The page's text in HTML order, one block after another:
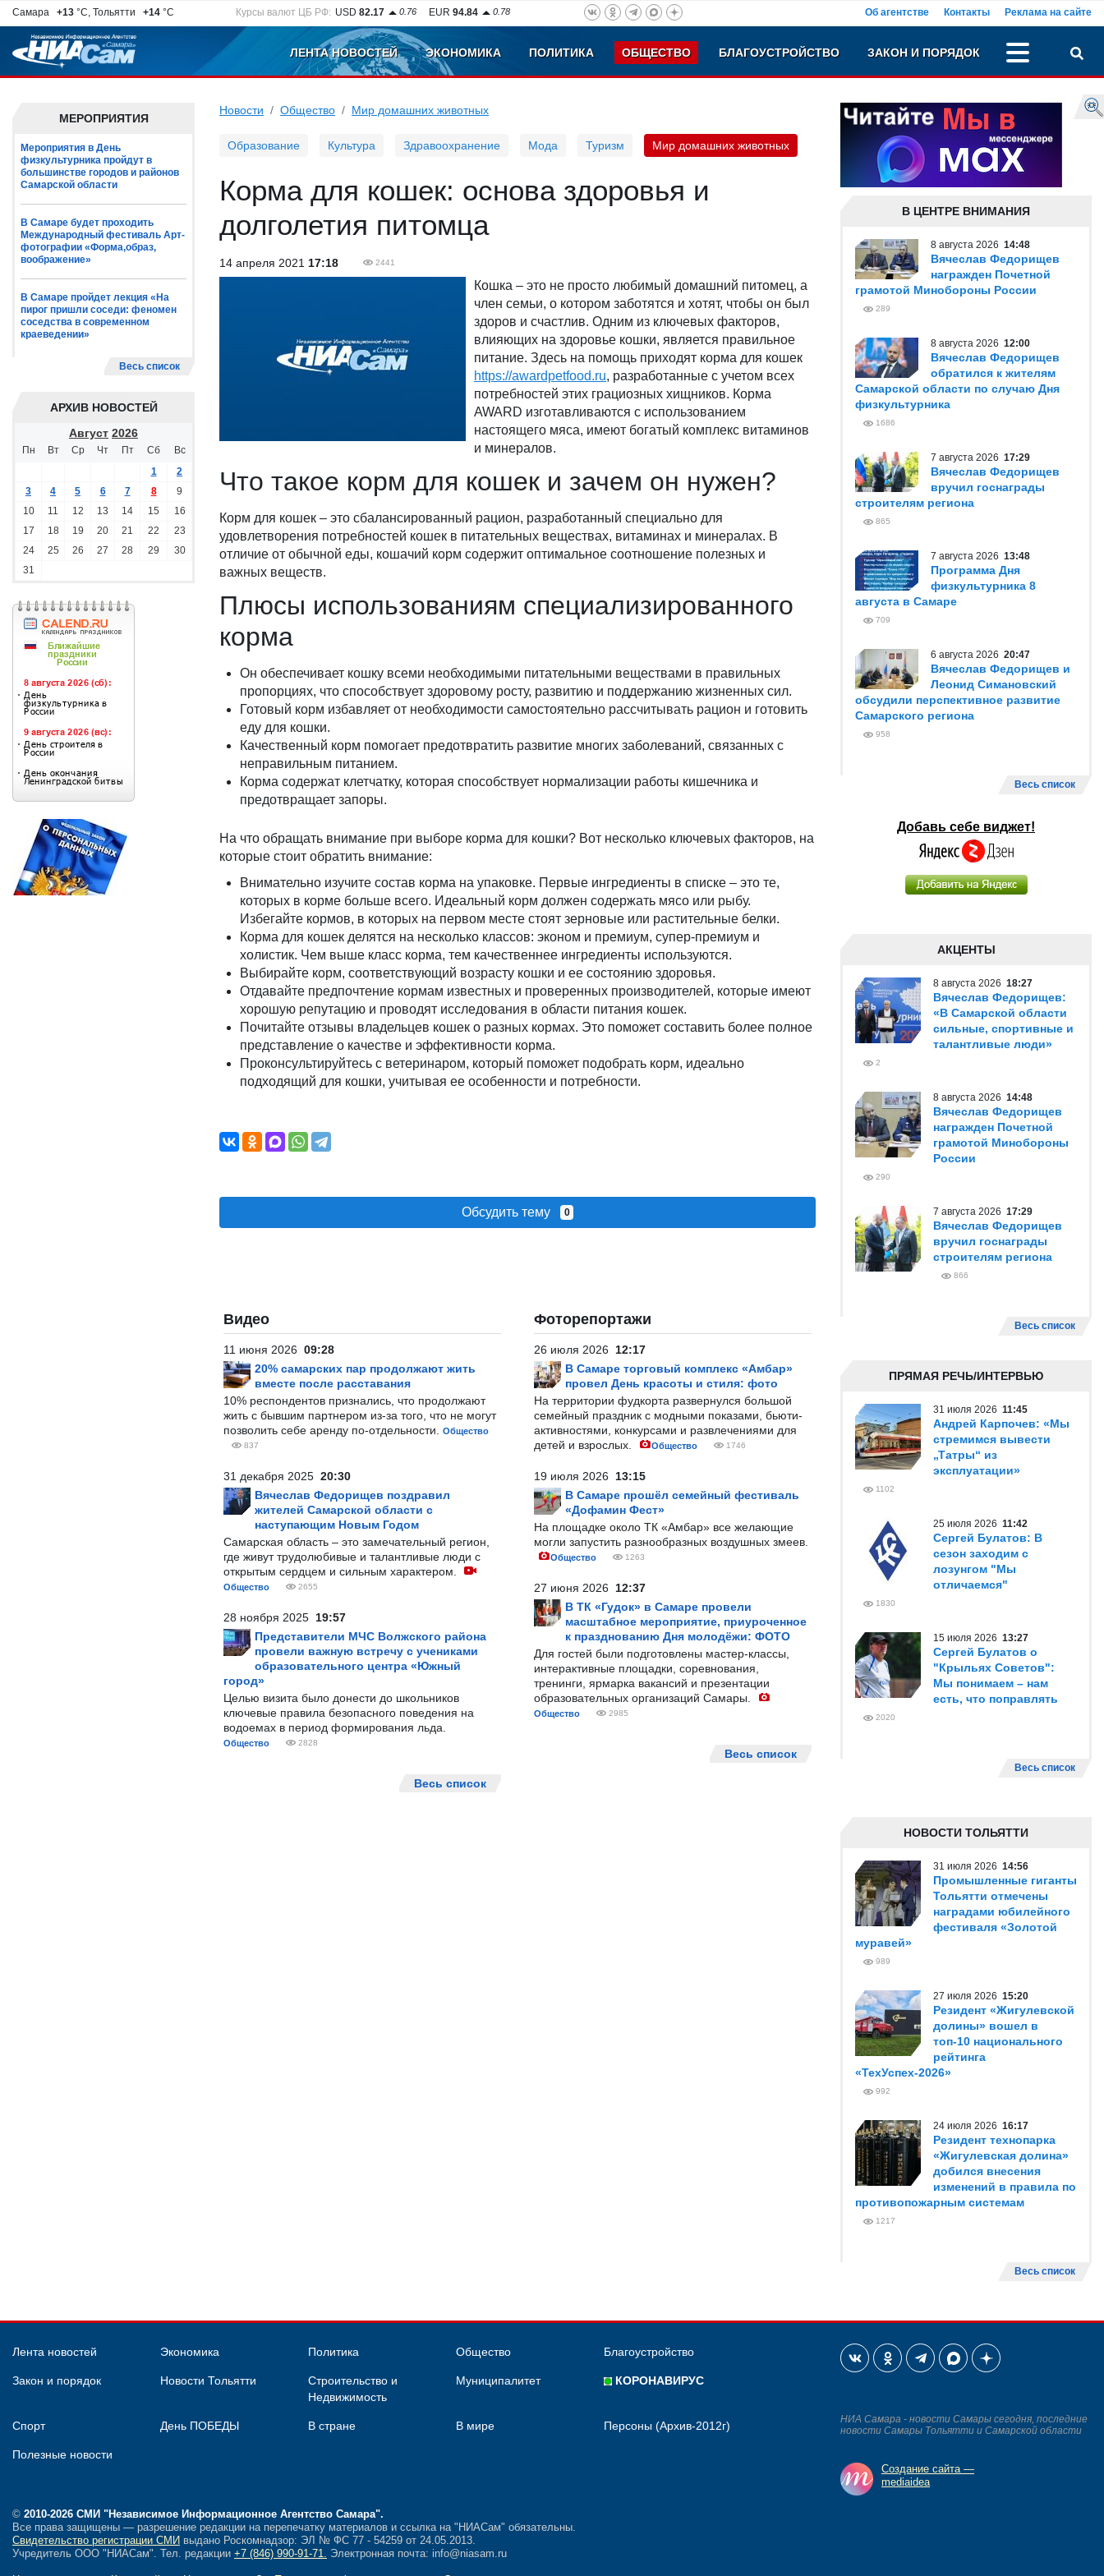
Самара +13 °C, Тольятти +14 °C Курсы валют ЦБ РФ: USD 82.17 0.76 EUR 94.84 0.78 Об агентстве Контакты Реклама на сайте
ЛЕНТА НОВОСТЕЙ ЭКОНОМИКА ПОЛИТИКА ОБЩЕСТВО БЛАГОУСТРОЙСТВО ЗАКОН И ПОРЯДОК
МЕРОПРИЯТИЯ
Мероприятия в День
физкультурника пройдут в
большинстве городов и районов
Самарской области
В Самаре будет проходить
Международный фестиваль Арт-
фотографии «Форма,образ,
воображение»
В Самаре пройдет лекция «На
пирог пришли соседи: феномен
соседства в современном
краеведении»
Весь список
АРХИВ НОВОСТЕЙ
Август 2026
Пн Вт Ср Чт Пт Сб
Вс
1
2
3
4 5 6 7 8
9
10
11 12 13 14 15
16
17
18 19 20 21 22
23
24
25 26 27 28 29
30
31
Новости Общество Мир домашних животных
Образование Культура Здравоохранение Мода Туризм Мир домашних животных
Корма для кошек: основа здоровья и
долголетия питомца
14 апреля 2021 17:18 2441
Кошка – это не просто любимый домашний питомец, а
член семьи, о котором заботятся и хотят, чтобы он был
здоров и счастлив. Одним из ключевых факторов,
влияющих на здоровье кошки, является правильное
питание. Здесь на помощь приходят корма для кошек
https://awardpetfood.ru, разработанные с учетом всех
потребностей этих грациозных хищников. Корма
AWARD изготавливаются с использованием
настоящего мяса, имеют богатый комплекс витаминов
и минералов.
Что такое корм для кошек и зачем он нужен?
Корм для кошек – это сбалансированный рацион, разработанный специально для
удовлетворения потребностей кошек в питательных веществах, витаминах и минералах. В
отличие от обычной еды, кошачий корм содержит оптимальное соотношение полезных и
важных веществ.
Плюсы использованиям специализированного
корма
Он обеспечивает кошку всеми необходимыми питательными веществами в правильных
пропорциях, что способствует здоровому росту, развитию и поддержанию жизненных сил.
Готовый корм избавляет от необходимости самостоятельно рассчитывать рацион и готовить
еду для кошки.
Качественный корм помогает предотвратить развитие многих заболеваний, связанных с
неправильным питанием.
Корма содержат клетчатку, которая способствует нормализации работы кишечника и
предотвращает запоры.
На что обращать внимание при выборе корма для кошки? Вот несколько ключевых факторов, на
которые стоит обратить внимание:
Внимательно изучите состав корма на упаковке. Первые ингредиенты в списке – это те,
которых в корме больше всего. Идеальный корм должен содержать мясо или рыбу.
Избегайте кормов, в которых на первом месте стоят зерновые или растительные белки.
Корма для кошек делятся на несколько классов: эконом и премиум, супер-премиум и
холистик. Чем выше класс корма, тем качественнее ингредиенты используются.
Выбирайте корм, соответствующий возрасту кошки и ее состоянию здоровья.
Отдавайте предпочтение кормам известных и проверенных производителей, которые имеют
хорошую репутацию и проводят исследования в области питания кошек.
Почитайте отзывы владельцев кошек о разных кормах. Это поможет составить более полное
представление о качестве и эффективности корма.
Проконсультируйтесь с ветеринаром, который поможет подобрать корм, идеально
подходящий для кошки, учитывая ее особенности и потребности.
Обсудить тему 0
Видео
11 июня 2026 09:28
20% самарских пар продолжают жить
вместе после расставания
10% респондентов признались, что продолжают
жить с бывшим партнером из-за того, что не могут
позволить себе аренду по-отдельности.
Общество
837
31 декабря 2025 20:30
Вячеслав Федорищев поздравил
жителей Самарской области с
наступающим Новым Годом
Самарская область – это замечательный регион,
где живут трудолюбивые и талантливые люди с
открытым сердцем и сильным характером.
Общество 2655
28 ноября 2025 19:57
Представители МЧС Волжского района
провели важную встречу с учениками
образовательного центра «Южный
город»
Целью визита было донести до школьников
ключевые правила безопасного поведения на
водоемах в период формирования льда.
Общество 2828
Весь список
Фоторепортажи
26 июля 2026 12:17
В Самаре торговый комплекс «Амбар»
провел День красоты и стиля: фото
На территории фудкорта развернулся большой
семейный праздник с модными показами, бьюти-
активностями, конкурсами и развлечениями для
детей и взрослых.
Общество 1746
19 июля 2026 13:15
В Самаре прошёл семейный фестиваль
«Дофамин Фест»
На площадке около ТК «Амбар» все желающие
могли запустить разнообразных воздушных змеев.
Общество 1263
27 июня 2026 12:37
В ТК «Гудок» в Самаре провели
масштабное мероприятие, приуроченное
к празднованию Дня молодёжи: ФОТО
Для гостей были подготовлены мастер-классы,
интерактивные площадки, соревнования,
тренинги, ярмарка вакансий и презентации
образовательных организаций Самары.
Общество 2985
Весь список
В ЦЕНТРЕ ВНИМАНИЯ
8 августа 2026 14:48
Вячеслав Федорищев
награжден Почетной
грамотой Минобороны России
289
8 августа 2026 12:00
Вячеслав Федорищев
обратился к жителям
Самарской области по случаю Дня
физкультурника
1686
7 августа 2026 17:29
Вячеслав Федорищев
вручил госнаграды
строителям региона
865
7 августа 2026 13:48
Программа Дня
физкультурника 8
августа в Самаре
709
6 августа 2026 20:47
Вячеслав Федорищев и
Леонид Симановский
обсудили перспективное развитие
Самарского региона
958
Весь список
Добавь себе виджет!
АКЦЕНТЫ
8 августа 2026 18:27
Вячеслав Федорищев:
«В Самарской области
сильные, спортивные и
талантливые люди»
2
8 августа 2026 14:48
Вячеслав Федорищев
награжден Почетной
грамотой Минобороны
России
290
7 августа 2026 17:29
Вячеслав Федорищев
вручил госнаграды
строителям региона
866
Весь список
ПРЯМАЯ РЕЧЬ/ИНТЕРВЬЮ
31 июля 2026 11:45
Андрей Карпочев: «Мы
стремимся вывести
„Татры“ из
эксплуатации»
1102
25 июля 2026 11:42
Сергей Булатов: В
сезон заходим с
лозунгом "Мы
отличаемся"
1830
15 июля 2026 13:27
Сергей Булатов о
"Крыльях Советов":
Мы понимаем – нам
есть, что поправлять
2020
Весь список
НОВОСТИ ТОЛЬЯТТИ
31 июля 2026 14:56
Промышленные гиганты
Тольятти отмечены
наградами юбилейного
фестиваля «Золотой
муравей»
989
27 июля 2026 15:20
Резидент «Жигулевской
долины» вошел в
топ-10 национального
рейтинга
«ТехУспех-2026»
992
24 июля 2026 16:17
Резидент технопарка
«Жигулевская долина»
добился внесения
изменений в правила по
противопожарным системам
1217
Весь список
Лента новостей Экономика Политика Общество Благоустройство
Закон и порядок Новости Тольятти
Строительство и
Недвижимость
Муниципалитет КОРОНАВИРУС
Спорт День ПОБЕДЫ В стране В мире Персоны (Архив-2012г)
Полезные новости
© 2010-2026 СМИ "Независимое Информационное Агентство Самара".
Все права защищены — разрешение редакции на перепечатку материалов и ссылка на "НИАСам" обязательны.
Свидетельство регистрации СМИ выдано Роскомнадзор: ЭЛ № ФС 77 - 54259 от 24.05.2013.
Учредитель ООО "НИАСам". Тел. редакции +7 (846) 990-91-71. Электронная почта: info@niasam.ru
НИА Самара - новости Самары сегодня, последние
новости Самары Тольятти и Самарской области
Создание сайта —
mediaidea